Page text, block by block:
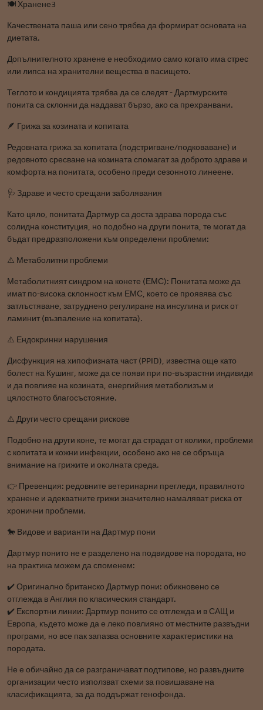
🍽️ Хранене3
Качествената паша или сено трябва да формират основата на
диетата.
Допълнителното хранене е необходимо само когато има стрес
или липса на хранителни вещества в пасището.
Теглото и кондицията трябва да се следят - Дартмурските
понита са склонни да наддават бързо, ако са прехранвани.
🪶 Грижа за козината и копитата
Редовната грижа за копитата (подстригване/подковаване) и
редовното сресване на козината спомагат за доброто здраве и
комфорта на понитата, особено преди сезонното линеене.
🩺 Здраве и често срещани заболявания
Като цяло, понитата Дартмур са доста здрава порода със
солидна конституция, но подобно на други понита, те могат да
бъдат предразположени към определени проблеми:
⚠️ Метаболитни проблеми
Метаболитният синдром на конете (ЕМС): Понитата може да
имат по-висока склонност към ЕМС, което се проявява със
затлъстяване, затруднено регулиране на инсулина и риск от
ламинит (възпаление на копитата).
⚠️ Ендокринни нарушения
Дисфункция на хипофизната част (PPID), известна още като
болест на Кушинг, може да се появи при по-възрастни индивиди
и да повлияе на козината, енергийния метаболизъм и
цялостното благосъстояние.
⚠️ Други често срещани рискове
Подобно на други коне, те могат да страдат от колики, проблеми
с копитата и кожни инфекции, особено ако не се обръща
внимание на грижите и околната среда.
👉 Превенция: редовните ветеринарни прегледи, правилното
хранене и адекватните грижи значително намаляват риска от
хронични проблеми.
🐎 Видове и варианти на Дартмур пони
Дартмур понито не е разделено на подвидове на породата, но
на практика можем да споменем:
✔️ Оригинално британско Дартмур пони: обикновено се
отглежда в Англия по класическия стандарт.
✔️ Експортни линии: Дартмур понито се отглежда и в САЩ и
Европа, където може да е леко повлияно от местните развъдни
програми, но все пак запазва основните характеристики на
породата.
Не е обичайно да се разграничават подтипове, но развъдните
организации често използват схеми за повишаване на
класификацията, за да поддържат генофонда.